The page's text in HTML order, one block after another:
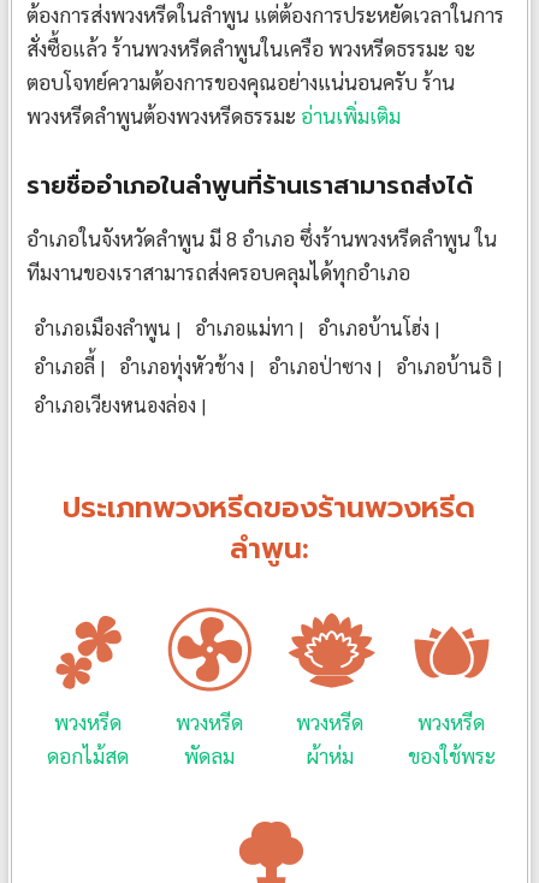
ต้องการส่งพวงหรีดในลำพูน แต่ต้องการประหยัดเวลาในการ
สั่งซื้อแล้ว ร้านพวงหรีดลำพูนในเครือ พวงหรีดธรรมะ จะ
ตอบโจทย์ความต้องการของคุณอย่างแน่นอนครับ ร้าน
พวงหรีดลำพูนต้องพวงหรีดธรรมะ อ่านเพิ่มเติม
รายชื่ออำเภอในลำพูนที่ร้านเราสามารถส่งได้
อำเภอในจังหวัดลำพูน มี 8 อำเภอ ซึ่งร้านพวงหรีดลำพูน ใน
ทีมงานของเราสามารถส่งครอบคลุมได้ทุกอำเภอ
อำเภอเมืองลำพูน อำเภอแม่ทา
อำเภอบ้านโฮ่ง
อำเภอลี้
อำเภอทุ่งหัวช้าง อำเภอป่าซาง
อำเภอบ้านธิ
อำเภอเวียงหนองล่อง
ประเภทพวงหรีดของร้านพวงหรีด
ลำพูน:
พวงหรีด
ดอกไม้สด
พวงหรีด
พัดลม
พวงหรีด
ผ้าห่ม
พวงหรีด
ของใช้พระ